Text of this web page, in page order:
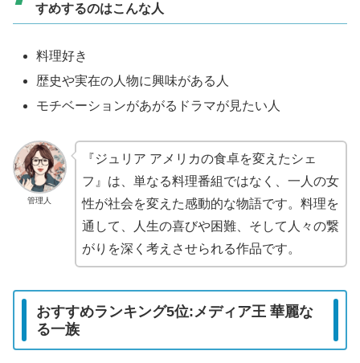
すめするのはこんな人
料理好き
歴史や実在の人物に興味がある人
モチベーションがあがるドラマが見たい人
管理人
『ジュリア アメリカの食卓を変えたシェ
フ』は、単なる料理番組ではなく、一人の女
性が社会を変えた感動的な物語です。料理を
通して、人生の喜びや困難、そして人々の繋
がりを深く考えさせられる作品です。
おすすめランキング5位:メディア王 華麗な
る一族